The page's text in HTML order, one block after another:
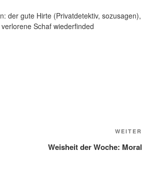
der gute Hirte (Privatdetektiv, sozusagen),
Schaf wiederfinded
WEITER
Weisheit der Woche: Moral